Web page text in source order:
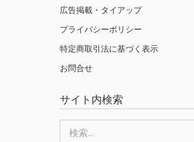
広告掲載・タイアップ
プライバシーポリシー
特定商取引法に基づく表示
お問合せ
サイト内検索